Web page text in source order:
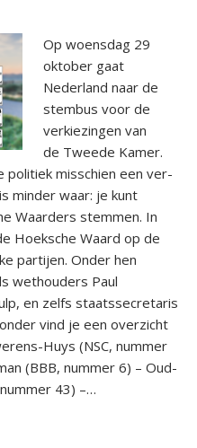
Op woensdag 29
oktober gaat
Nederland naar de
stembus voor de
verkiezingen van
de Tweede Kamer.
politiek misschien een ver-
minder waar: je kunt
Waarders stemmen. In
Hoeksche Waard op de
partijen. Onder hen
wethouders Paul
en zelfs staatssecretaris
vind je een overzicht
Huys (NSC, nummer
(BBB, nummer 6) – Oud-
43) –…